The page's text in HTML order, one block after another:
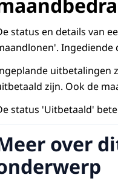
per dagdeel
ingevulde uren
‘Kopieer naar
Ik kopieer nu de
Heeft u een tarief
vult u de begin- en
Heeft u een
status en details van
uitbetalingen
zijn. Ook de
status 'Uitbetaald'
over